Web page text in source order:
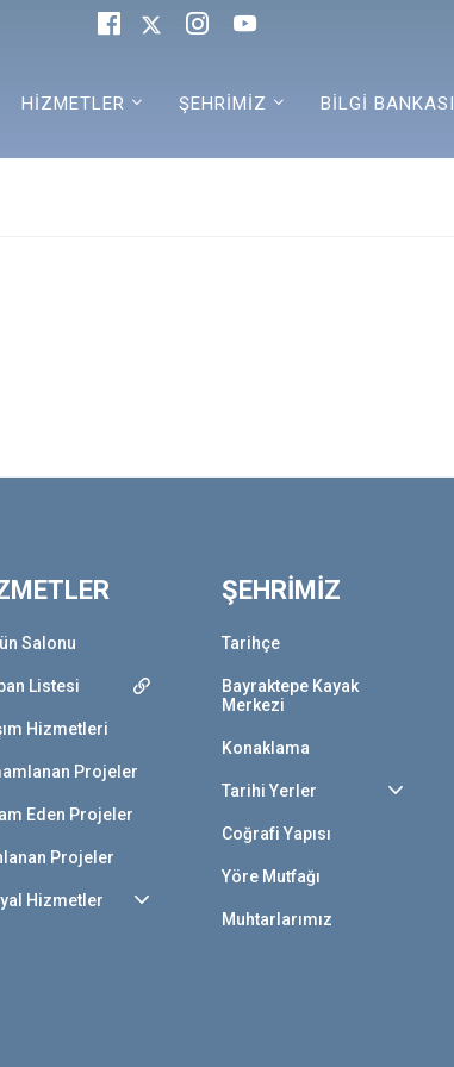
HİZMETLER ŞEHRİMİZ BİLGİ BANKASI
Salonu
Listesi
Hizmetleri
Projeler
Eden Projeler
Projeler
Hizmetler
ŞEHRİMİZ
Tarihçe
Bayraktepe Kayak
Merkezi
Konaklama
Tarihi Yerler
Coğrafi Yapısı
Yöre Mutfağı
Muhtarlarımız